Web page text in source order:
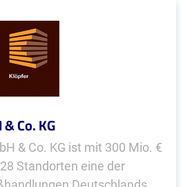
Co. KG
& Co. KG ist mit 300 Mio. €
Standorten eine der